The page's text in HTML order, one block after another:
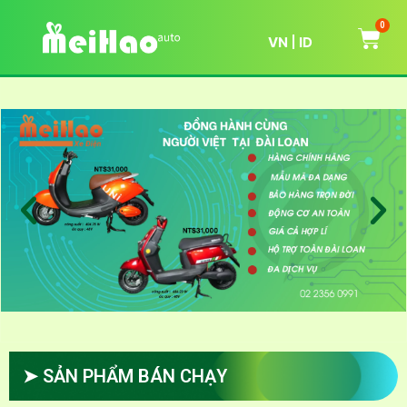
VN ID
0
➤ SẢN PHẨM BÁN CHẠY​